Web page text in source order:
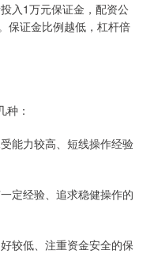
入1万元保证金，配资公
保证金比例越低，杠杆倍
种：
能力较高、短线操作经验
定经验、追求稳健操作的
较低、注重资金安全的保